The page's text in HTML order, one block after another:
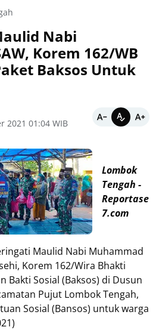
Nabi
Korem 162/WB
Baksos Untuk
2021 01:04 WIB
Lombok
Tengah -
Reportase
7.com
Maulid Nabi Muhammad
Korem 162/Wira Bhakti
Bakti Sosial (Baksos) di Dusun
Pujut Lombok Tengah,
Sosial (Bansos) untuk warga